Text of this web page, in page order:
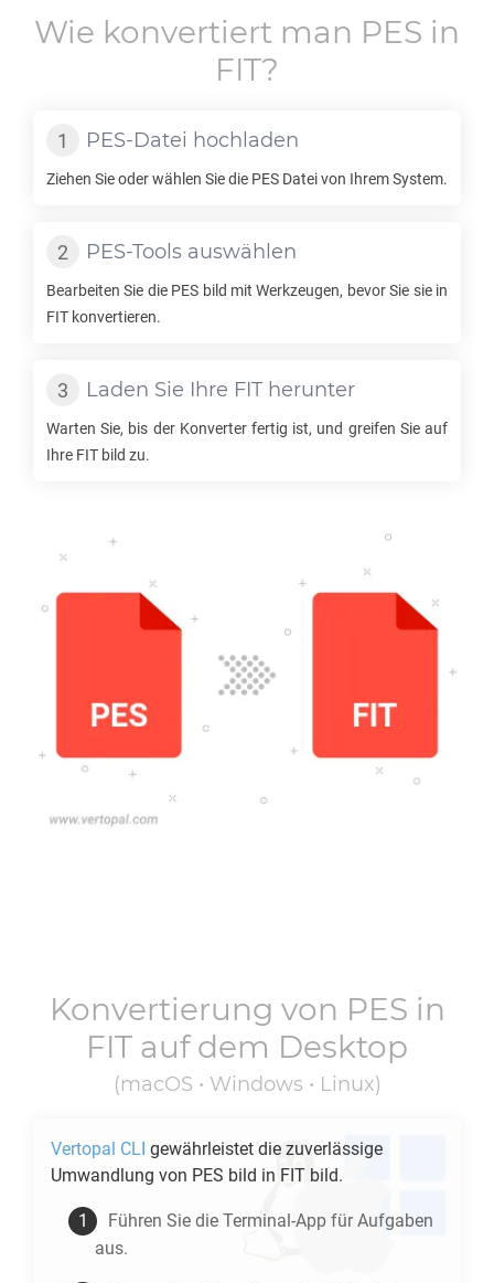
Wie konvertiert man PES in
FIT?
PES-Datei hochladen
Ziehen Sie oder wählen Sie die PES Datei von Ihrem System.
PES-Tools auswählen
Bearbeiten Sie die PES bild mit Werkzeugen, bevor Sie sie in
FIT konvertieren.
Laden Sie Ihre FITherunter
Warten Sie, bis der Konverter fertig ist, und greifen Sie auf
Ihre FIT bild zu.
Konvertierung von PES in
FIT auf dem Desktop
(macOS • Windows • Linux)
Vertopal CLI gewährleistet die zuverlässige
Umwandlung von PES bild in FIT bild.
Führen Sie die Terminal-App für Aufgaben
aus.